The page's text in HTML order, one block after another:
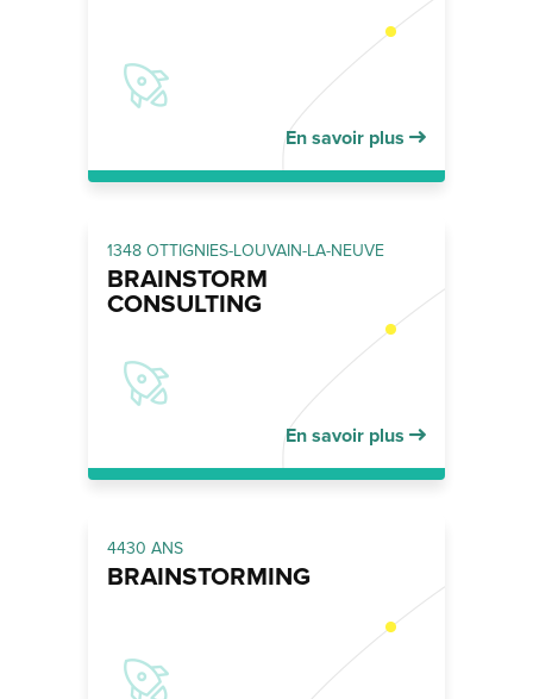
En savoir plus
1348 OTTIGNIES-LOUVAIN-LA-NEUVE
BRAINSTORM
CONSULTING
En savoir plus
4430 ANS
BRAINSTORMING